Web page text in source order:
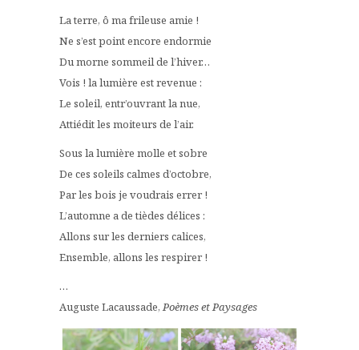
La terre, ô ma frileuse amie !
Ne s’est point encore endormie
Du morne sommeil de l’hiver…
Vois ! la lumière est revenue :
Le soleil, entr’ouvrant la nue,
Attiédit les moiteurs de l’air.
Sous la lumière molle et sobre
De ces soleils calmes d’octobre,
Par les bois je voudrais errer !
L’automne a de tièdes délices :
Allons sur les derniers calices,
Ensemble, allons les respirer !
…
Auguste Lacaussade,Poèmes et Paysages